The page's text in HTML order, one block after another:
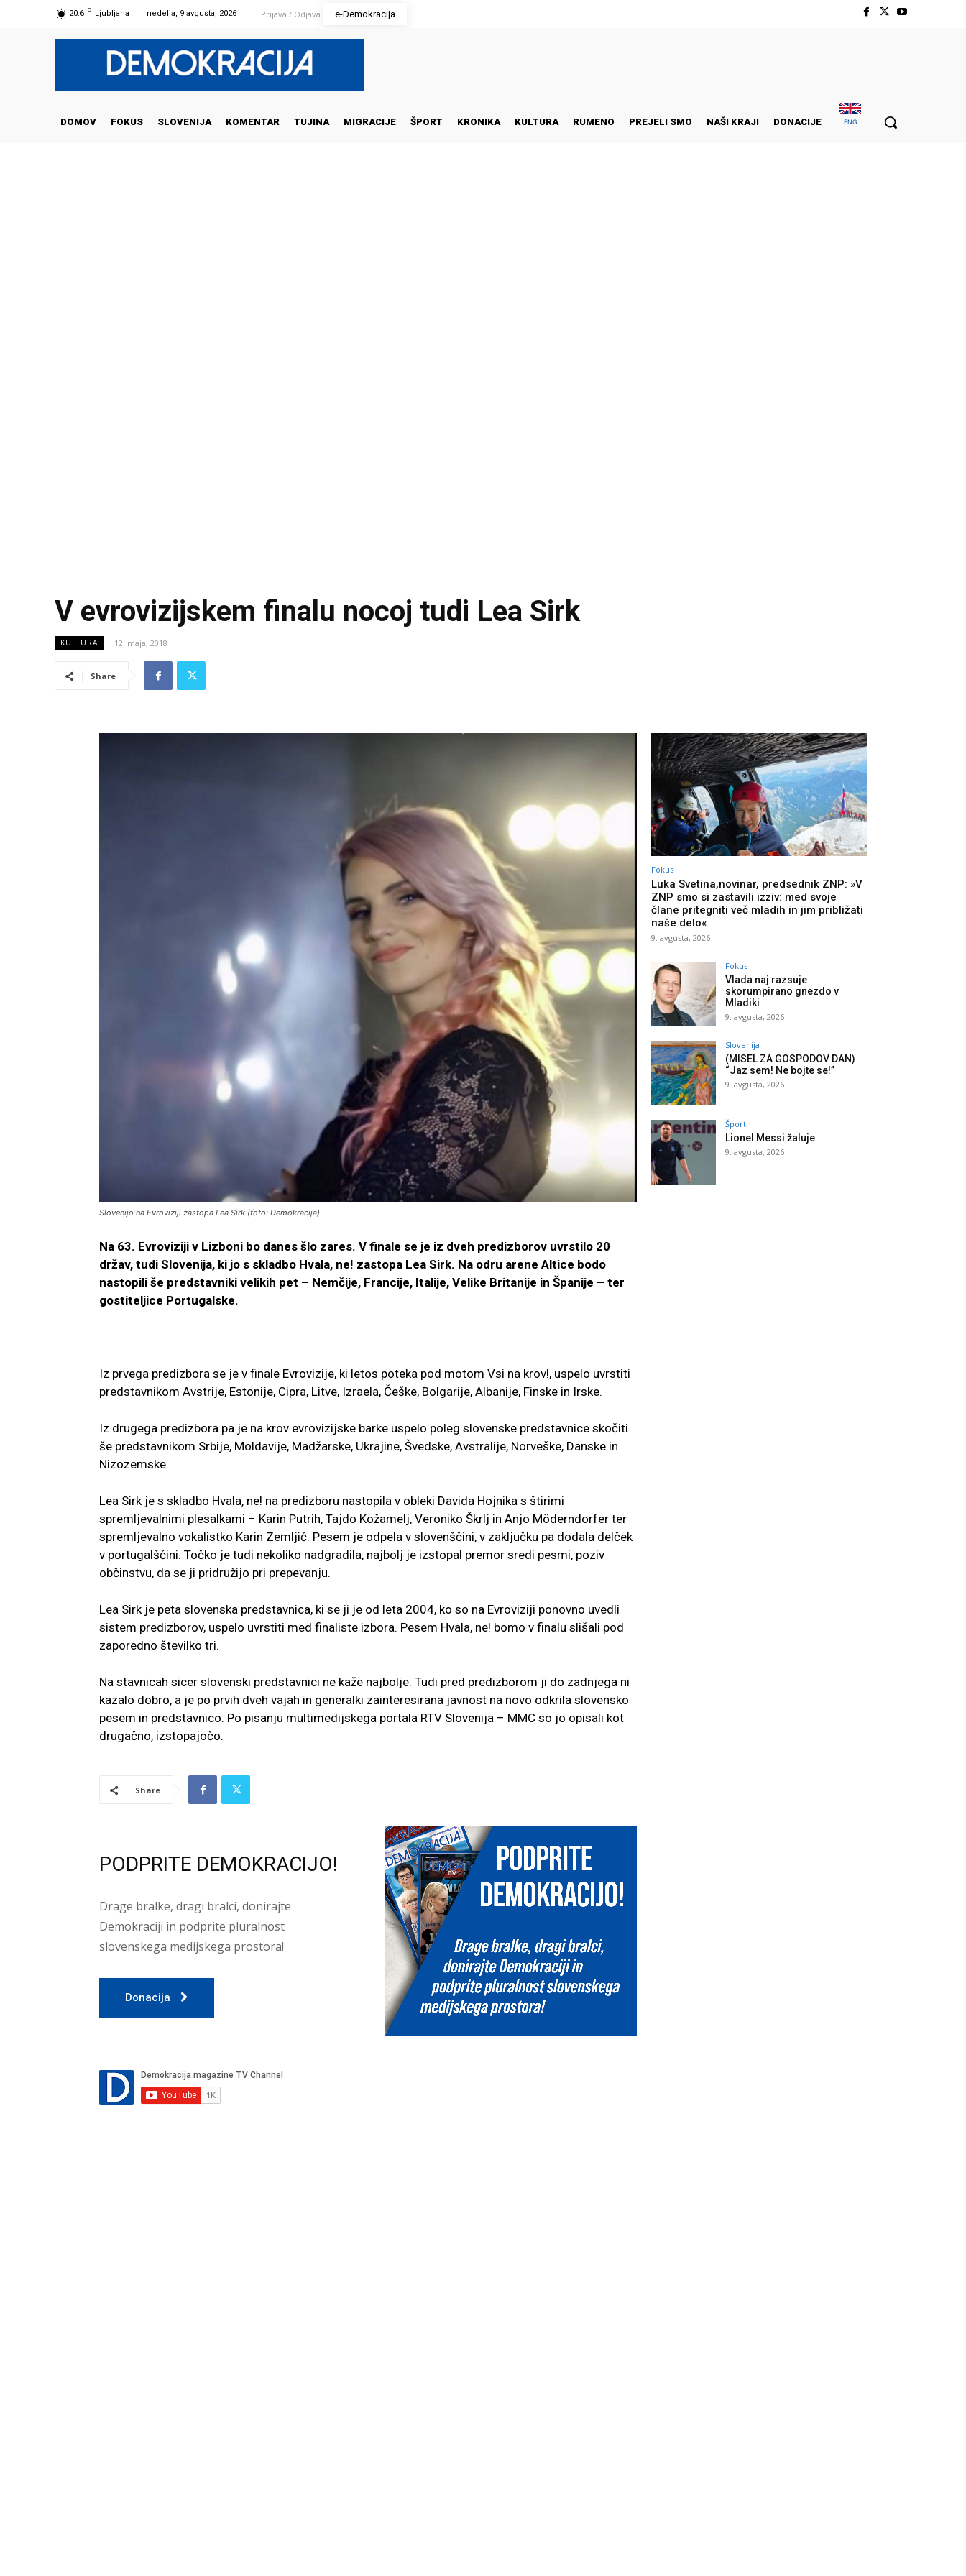
20.6 C Ljubljana nedelja, 9 avgusta, 2026 Prijava / Odjava e-Demokracija
DOMOV FOKUS SLOVENIJA KOMENTAR TUJINA MIGRACIJE ŠPORT KRONIKA KULTURA RUMENO PREJELI SMO NAŠI KRAJI DONACIJE ENG
V evrovizijskem finalu nocoj tudi Lea Sirk
KULTURA 12. maja, 2018
Share
Slovenijo na Evroviziji zastopa Lea Sirk (foto: Demokracija)
Na 63. Evroviziji v Lizboni bo danes šlo zares. V finale se je iz dveh predizborov uvrstilo 20
držav, tudi Slovenija, ki jo s skladbo Hvala, ne! zastopa Lea Sirk. Na odru arene Altice bodo
nastopili še predstavniki velikih pet – Nemčije, Francije, Italije, Velike Britanije in Španije – ter
gostiteljice Portugalske.
Iz prvega predizbora se je v finale Evrovizije, ki letos poteka pod motom Vsi na krov!, uspelo uvrstiti
predstavnikom Avstrije, Estonije, Cipra, Litve, Izraela, Češke, Bolgarije, Albanije, Finske in Irske.
Iz drugega predizbora pa je na krov evrovizijske barke uspelo poleg slovenske predstavnice skočiti
še predstavnikom Srbije, Moldavije, Madžarske, Ukrajine, Švedske, Avstralije, Norveške, Danske in
Nizozemske.
Lea Sirk je s skladbo Hvala, ne! na predizboru nastopila v obleki Davida Hojnika s štirimi
spremljevalnimi plesalkami – Karin Putrih, Tajdo Kožamelj, Veroniko Škrlj in Anjo Möderndorfer ter
spremljevalno vokalistko Karin Zemljič. Pesem je odpela v slovenščini, v zaključku pa dodala delček
v portugalščini. Točko je tudi nekoliko nadgradila, najbolj je izstopal premor sredi pesmi, poziv
občinstvu, da se ji pridružijo pri prepevanju.
Lea Sirk je peta slovenska predstavnica, ki se ji je od leta 2004, ko so na Evroviziji ponovno uvedli
sistem predizborov, uspelo uvrstiti med finaliste izbora. Pesem Hvala, ne! bomo v finalu slišali pod
zaporedno številko tri.
Na stavnicah sicer slovenski predstavnici ne kaže najbolje. Tudi pred predizborom ji do zadnjega ni
kazalo dobro, a je po prvih dveh vajah in generalki zainteresirana javnost na novo odkrila slovensko
pesem in predstavnico. Po pisanju multimedijskega portala RTV Slovenija – MMC so jo opisali kot
drugačno, izstopajočo.
Share
PODPRITE DEMOKRACIJO!
Drage bralke, dragi bralci, donirajte
Demokraciji in podprite pluralnost
slovenskega medijskega prostora!
Donacija
Fokus
Luka Svetina,novinar, predsednik ZNP: »V
ZNP smo si zastavili izziv: med svoje
člane pritegniti več mladih in jim približati
naše delo«
9. avgusta, 2026
Fokus
Vlada naj razsuje
skorumpirano gnezdo v
Mladiki
9. avgusta, 2026
Slovenija
(MISEL ZA GOSPODOV DAN)
“Jaz sem! Ne bojte se!”
9. avgusta, 2026
Šport
Lionel Messi žaluje
9. avgusta, 2026